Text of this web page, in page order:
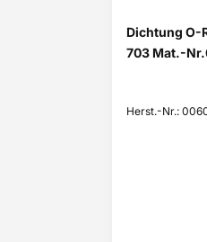
Dichtung O-
703 Mat.-
Herst.-Nr.: